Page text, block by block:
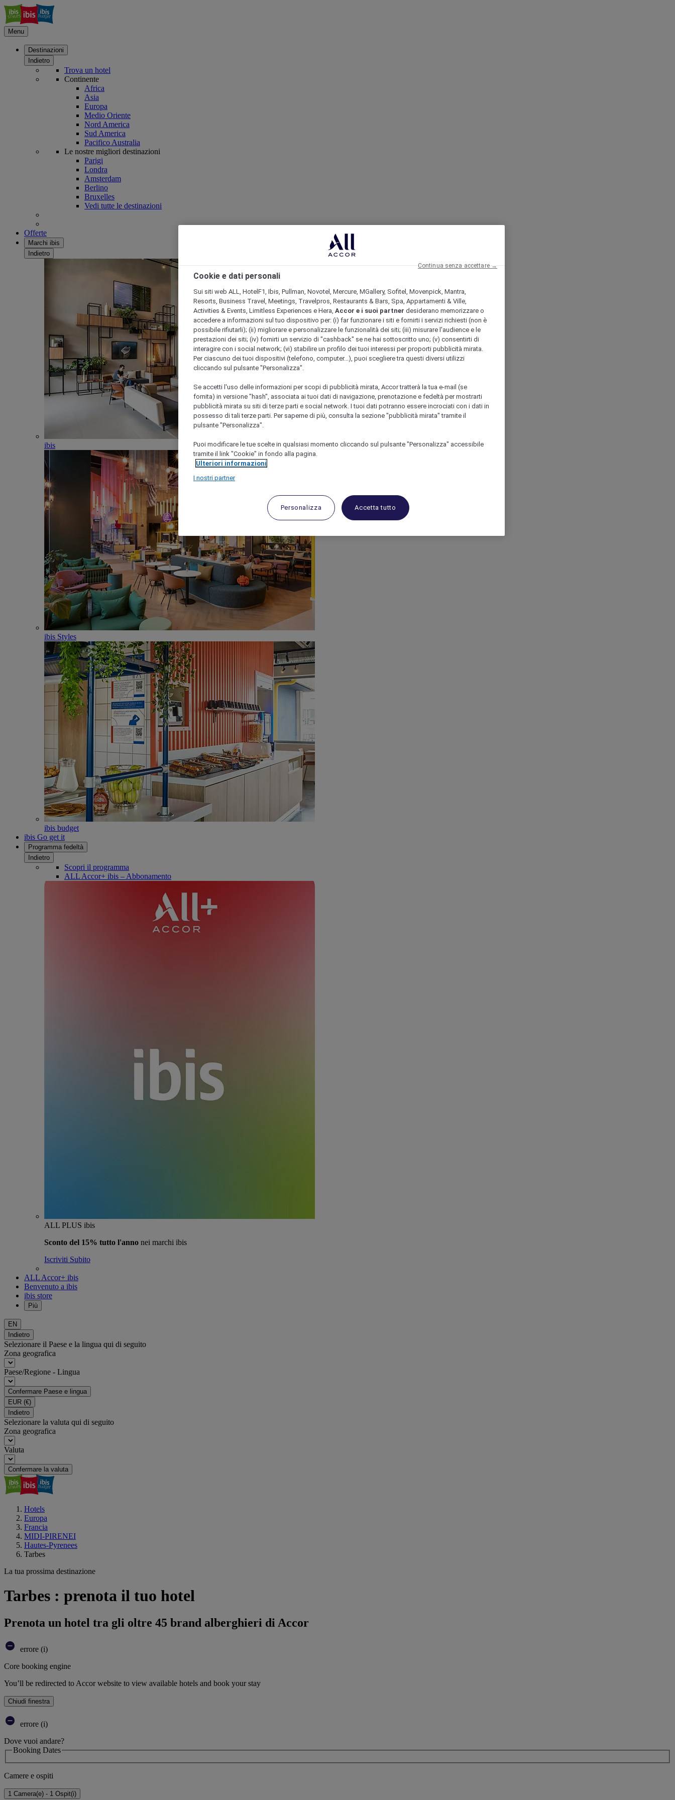
Menu
Destinazioni
Indietro
Trova un hotel
Continente
Africa
Asia
Europa
Medio Oriente
Nord America
Sud America
Pacifico Australia
Le nostre migliori destinazioni
Parigi
Londra
Amsterdam
Berlino
Bruxelles
Vedi tutte le destinazioni
Offerte
Marchi ibis
Indietro
ibis
ibis Styles
ibis budget
ibis Go get it
Programma fedeltà
Indietro
Scopri il programma
ALL Accor+ ibis – Abbonamento
ALL PLUS ibis
Sconto del 15% tutto l'anno nei marchi ibis
Iscriviti Subito
ALL Accor+ ibis
Benvenuto a ibis
ibis store
Più
EN
Indietro
Selezionare il Paese e la lingua qui di seguito
Zona geografica
Paese/Regione - Lingua
Confermare Paese e lingua
EUR (€)
Indietro
Selezionare la valuta qui di seguito
Zona geografica
Valuta
Confermare la valuta
Hotels
Europa
Francia
MIDI-PIRENEI
Hautes-Pyrenees
Tarbes
La tua prossima destinazione
Tarbes : prenota il tuo hotel
Prenota un hotel tra gli oltre 45 brand alberghieri di Accor
errore (i)
Core booking engine
You’ll be redirected to Accor website to view available hotels and book your stay
Chiudi finestra
errore (i)
Dove vuoi andare?
Booking Dates
Camere e ospiti
1 Camera(e) - 1 Ospit(i)
Cookie e dati personali
Sui siti web ALL, HotelF1, Ibis, Pullman, Novotel, Mercure, MGallery, Sofitel, Movenpick, Mantra,
Resorts, Business Travel, Meetings, Travelpros, Restaurants & Bars, Spa, Appartamenti & Ville,
Activities & Events, Limitless Experiences e Hera, Accor e i suoi partner desiderano memorizzare o
accedere a informazioni sul tuo dispositivo per: (i) far funzionare i siti e fornirti i servizi richiesti (non è
possibile rifiutarli); (ii) migliorare e personalizzare le funzionalità dei siti; (iii) misurare l'audience e le
prestazioni dei siti; (iv) fornirti un servizio di "cashback" se ne hai sottoscritto uno; (v) consentirti di
interagire con i social network; (vi) stabilire un profilo dei tuoi interessi per proporti pubblicità mirata.
Per ciascuno dei tuoi dispositivi (telefono, computer...), puoi scegliere tra questi diversi utilizzi
cliccando sul pulsante "Personalizza".
Se accetti l'uso delle informazioni per scopi di pubblicità mirata, Accor tratterà la tua e-mail (se
fornita) in versione "hash", associata ai tuoi dati di navigazione, prenotazione e fedeltà per mostrarti
pubblicità mirata su siti di terze parti e social network. I tuoi dati potranno essere incrociati con i dati in
possesso di tali terze parti. Per saperne di più, consulta la sezione "pubblicità mirata" tramite il
pulsante "Personalizza".
Puoi modificare le tue scelte in qualsiasi momento cliccando sul pulsante "Personalizza" accessibile
tramite il link "Cookie" in fondo alla pagina.
Ulteriori informazioni
I nostri partner
Personalizza Accetta tutto
Continua senza accettare →